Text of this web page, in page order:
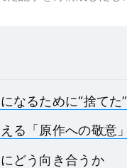
なるために“捨てた
る「原作への敬意」
にどう向き合うか